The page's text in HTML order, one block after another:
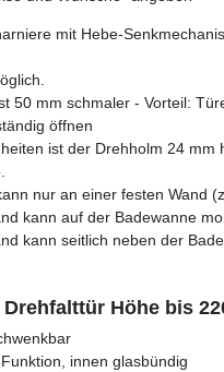
mit Hebe-
50 mm schmaler - Vorteil:
öffnen
ist der Drehholm 24 mm
nur an einer festen Wand
kann auf der Badewanne
kann seitlich neben der
Höhe bis
innen glasbündig